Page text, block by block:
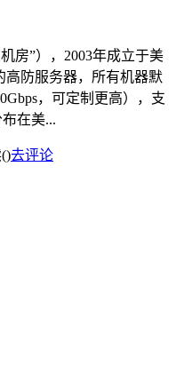
房”），2003年成立于美
高防服务器，所有机器默
，可定制更高），支
在美...
)去评论